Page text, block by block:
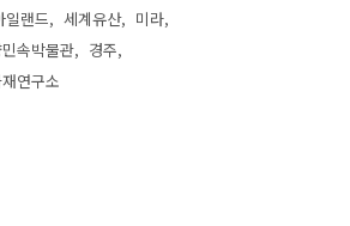
일랜드 세계유산
미라
속박물관
경주
연구소